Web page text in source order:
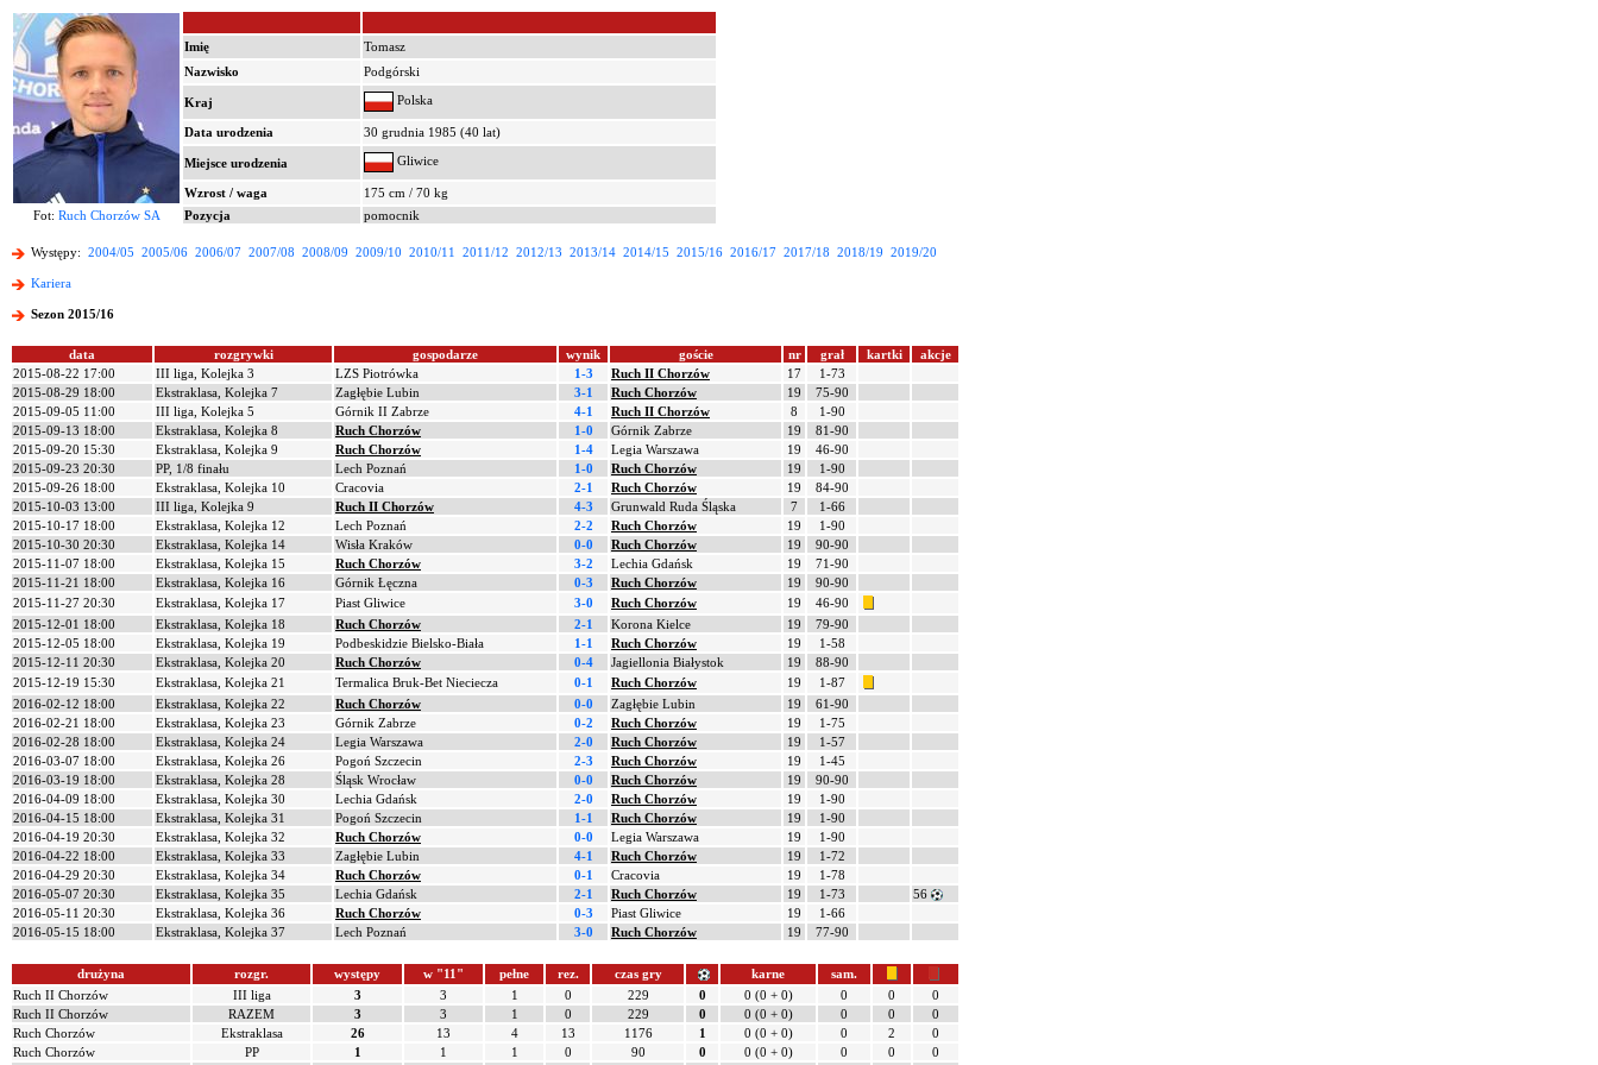
Imię
Tomasz
Nazwisko
Podgórski
Kraj Polska
Data urodzenia 30 grudnia 1985 (40 lat)
Miejsce urodzenia Gliwice
Wzrost / waga
175 cm / 70 kg
Fot: Ruch Chorzów SA Pozycja pomocnik
Występy: 2004/05 2005/06 2006/07 2007/08 2008/09 2009/10 2010/11 2011/12 2012/13 2013/14 2014/15 2015/16 2016/17 2017/18 2018/19 2019/20
Kariera
Sezon 2015/16
data rozgrywki gospodarze wynik goście nr grał kartki
akcje
2015-08-22 17:00
III liga, Kolejka 3 LZS Piotrówka 1-3 Ruch II Chorzów 17
1-73
2015-08-29 18:00
Ekstraklasa, Kolejka 7 Zagłębie Lubin 3-1 Ruch Chorzów 19
75-90
2015-09-05 11:00
III liga, Kolejka 5 Górnik II Zabrze 4-1 Ruch II Chorzów 8
1-90
2015-09-13 18:00
Ekstraklasa, Kolejka 8 Ruch Chorzów 1-0 Górnik Zabrze 19
81-90
2015-09-20 15:30
Ekstraklasa, Kolejka 9 Ruch Chorzów 1-4 Legia Warszawa 19
46-90
2015-09-23 20:30
PP, 1/8 finału Lech Poznań 1-0 Ruch Chorzów 19
1-90
2015-09-26 18:00
Ekstraklasa, Kolejka 10 Cracovia 2-1 Ruch Chorzów 19
84-90
2015-10-03 13:00
III liga, Kolejka 9 Ruch II Chorzów 4-3 Grunwald Ruda Śląska 7
1-66
2015-10-17 18:00
Ekstraklasa, Kolejka 12 Lech Poznań 2-2 Ruch Chorzów 19
1-90
2015-10-30 20:30
Ekstraklasa, Kolejka 14 Wisła Kraków 0-0 Ruch Chorzów 19
90-90
2015-11-07 18:00
Ekstraklasa, Kolejka 15 Ruch Chorzów 3-2 Lechia Gdańsk 19
71-90
2015-11-21 18:00
Ekstraklasa, Kolejka 16 Górnik Łęczna 0-3 Ruch Chorzów 19
90-90
2015-11-27 20:30
Ekstraklasa, Kolejka 17 Piast Gliwice 3-0 Ruch Chorzów 19
46-90
2015-12-01 18:00
Ekstraklasa, Kolejka 18 Ruch Chorzów 2-1 Korona Kielce 19
79-90
2015-12-05 18:00
Ekstraklasa, Kolejka 19 Podbeskidzie Bielsko-Biała 1-1 Ruch Chorzów 19
1-58
2015-12-11 20:30
Ekstraklasa, Kolejka 20 Ruch Chorzów 0-4 Jagiellonia Białystok 19
88-90
2015-12-19 15:30
Ekstraklasa, Kolejka 21 Termalica Bruk-Bet Nieciecza 0-1 Ruch Chorzów 19
1-87
2016-02-12 18:00
Ekstraklasa, Kolejka 22 Ruch Chorzów 0-0 Zagłębie Lubin 19
61-90
2016-02-21 18:00
Ekstraklasa, Kolejka 23 Górnik Zabrze 0-2 Ruch Chorzów 19
1-75
2016-02-28 18:00
Ekstraklasa, Kolejka 24 Legia Warszawa 2-0 Ruch Chorzów 19
1-57
2016-03-07 18:00
Ekstraklasa, Kolejka 26 Pogoń Szczecin 2-3 Ruch Chorzów 19
1-45
2016-03-19 18:00
Ekstraklasa, Kolejka 28 Śląsk Wrocław 0-0 Ruch Chorzów 19
90-90
2016-04-09 18:00
Ekstraklasa, Kolejka 30 Lechia Gdańsk 2-0 Ruch Chorzów 19
1-90
2016-04-15 18:00
Ekstraklasa, Kolejka 31 Pogoń Szczecin 1-1 Ruch Chorzów 19
1-90
2016-04-19 20:30
Ekstraklasa, Kolejka 32 Ruch Chorzów 0-0 Legia Warszawa 19
1-90
2016-04-22 18:00
Ekstraklasa, Kolejka 33 Zagłębie Lubin 4-1 Ruch Chorzów 19
1-72
2016-04-29 20:30
Ekstraklasa, Kolejka 34 Ruch Chorzów 0-1 Cracovia 19
1-78
2016-05-07 20:30
Ekstraklasa, Kolejka 35 Lechia Gdańsk 2-1 Ruch Chorzów 19 1-73
56
2016-05-11 20:30
Ekstraklasa, Kolejka 36 Ruch Chorzów 0-3 Piast Gliwice 19
1-66
2016-05-15 18:00
Ekstraklasa, Kolejka 37 Lech Poznań 3-0 Ruch Chorzów 19 77-90
drużyna rozgr. występy w "11" pełne rez. czas gry karne
sam.
Ruch II Chorzów
III liga 3 3 1 0 229 0 0 (0 + 0) 0 0
0
Ruch II Chorzów
RAZEM 3 3 1 0 229 0 0 (0 + 0) 0 0
0
Ruch Chorzów
Ekstraklasa 26 13 4 13 1176 1 0 (0 + 0) 0 2
0
Ruch Chorzów
PP 1 1 1 0 90 0 0 (0 + 0) 0 0
0